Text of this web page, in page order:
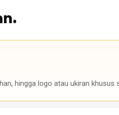
hingga logo atau ukiran khusus